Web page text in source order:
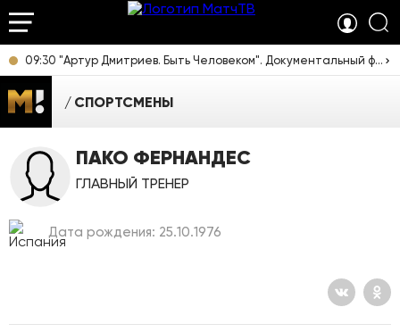
09:30 "Артур Дмитриев. Быть Человеком". Документальный фильм [12+]
СПОРТСМЕНЫ
ПАКО ФЕРНАНДЕС
ГЛАВНЫЙ ТРЕНЕР
Дата рождения: 25.10.1976